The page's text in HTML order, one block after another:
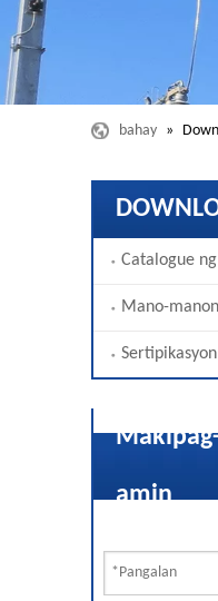
bahay »
Catalogue
Mano-
amin